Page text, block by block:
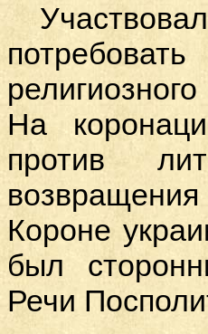
На
против
Короне
был
Речи